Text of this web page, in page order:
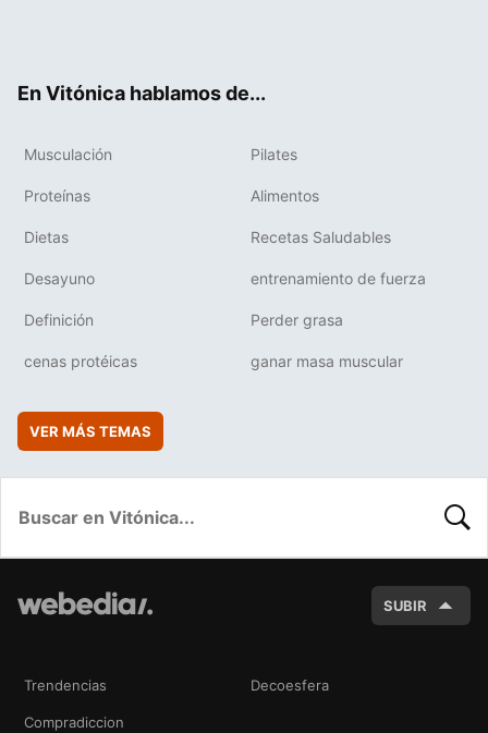
En Vitónica hablamos de...
Musculación Pilates
Proteínas Alimentos
Dietas Recetas Saludables
Desayuno entrenamiento de fuerza
Definición Perder grasa
cenas protéicas ganar masa muscular
VER MÁS TEMAS
SUBIR
Trendencias Decoesfera
Compradiccion